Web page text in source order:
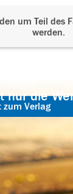
um Teil des
werden.
nur die
Verlag